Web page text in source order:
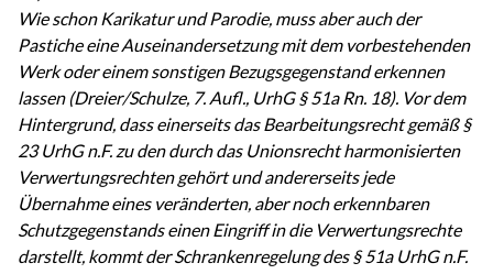
Wie schon Karikatur und Parodie, muss aber auch der
Pastiche eine Auseinandersetzung mit dem vorbestehenden
Werk oder einem sonstigen Bezugsgegenstand erkennen
lassen (Dreier/Schulze, 7. Aufl., UrhG § 51a Rn. 18). Vor dem
Hintergrund, dass einerseits das Bearbeitungsrecht gemäß §
23 UrhG n.F. zu den durch das Unionsrecht harmonisierten
Verwertungsrechten gehört und andererseits jede
Übernahme eines veränderten, aber noch erkennbaren
Schutzgegenstands einen Eingriff in die Verwertungsrechte
darstellt, kommt der Schrankenregelung des § 51a UrhG n.F.